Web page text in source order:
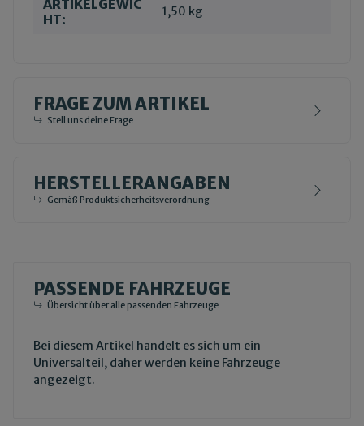
ARTIKELGEWIC
HT:
1,50 kg
FRAGE ZUM ARTIKEL
Stell uns deine Frage
HERSTELLERANGABEN
Gemäß Produktsicherheitsverordnung
PASSENDE FAHRZEUGE
Übersicht über alle passenden Fahrzeuge
Bei diesem Artikel handelt es sich um ein
Universalteil, daher werden keine Fahrzeuge
angezeigt.